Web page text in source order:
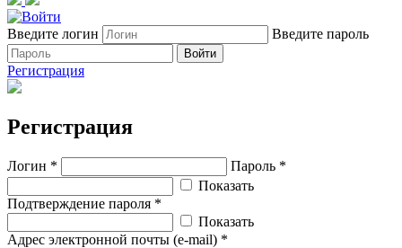
Введите логин Введите пароль
Войти
Регистрация
Регистрация
Логин *
Пароль *
Показать
Подтверждение пароля *
Показать
Адрес электронной почты (e-mail) *